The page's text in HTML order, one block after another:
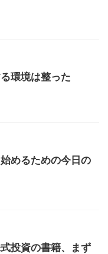
環境は整った
めるための今日の
投資の書籍、まず